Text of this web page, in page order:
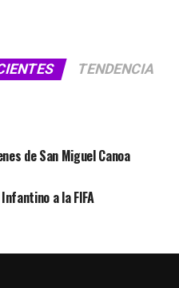
TENDENCIA
de San Miguel Canoa
a la FIFA